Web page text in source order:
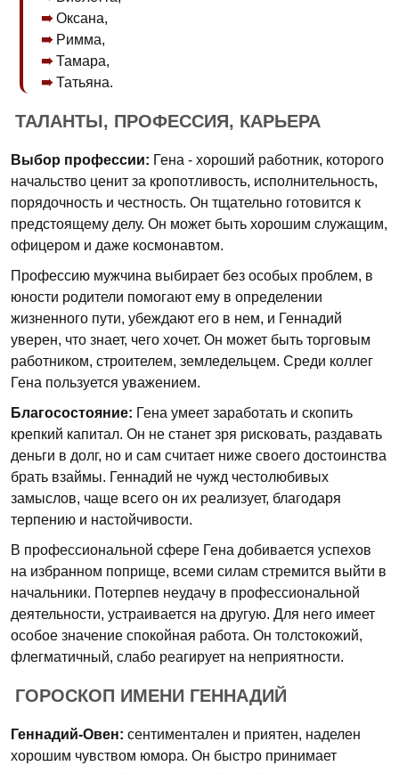
Оксана,
Римма,
Тамара,
Татьяна.
ТАЛАНТЫ, ПРОФЕССИЯ, КАРЬЕРА
Выбор профессии: Гена - хороший работник, которого
начальство ценит за кропотливость, исполнительность,
порядочность и честность. Он тщательно готовится к
предстоящему делу. Он может быть хорошим служащим,
офицером и даже космонавтом.
Профессию мужчина выбирает без особых проблем, в
юности родители помогают ему в определении
жизненного пути, убеждают его в нем, и Геннадий
уверен, что знает, чего хочет. Он может быть торговым
работником, строителем, земледельцем. Среди коллег
Гена пользуется уважением.
Благосостояние: Гена умеет заработать и скопить
крепкий капитал. Он не станет зря рисковать, раздавать
деньги в долг, но и сам считает ниже своего достоинства
брать взаймы. Геннадий не чужд честолюбивых
замыслов, чаще всего он их реализует, благодаря
терпению и настойчивости.
В профессиональной сфере Гена добивается успехов
на избранном поприще, всеми силам стремится выйти в
начальники. Потерпев неудачу в профессиональной
деятельности, устраивается на другую. Для него имеет
особое значение спокойная работа. Он толстокожий,
флегматичный, слабо реагирует на неприятности.
ГОРОСКОП ИМЕНИ ГЕННАДИЙ
Геннадий-Овен: сентиментален и приятен, наделен
хорошим чувством юмора. Он быстро принимает